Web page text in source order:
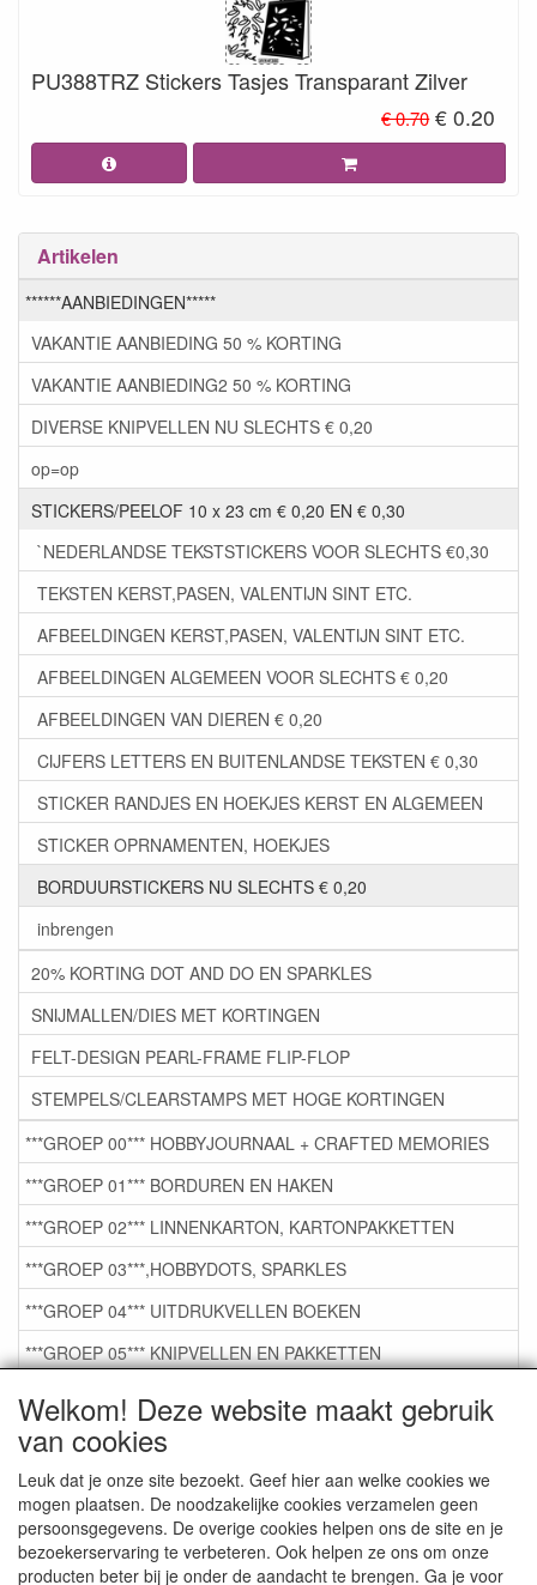
Welkom! Deze website maakt gebruik
van cookies
Leuk dat je onze site bezoekt. Geef hier aan welke cookies we
mogen plaatsen. De noodzakelijke cookies verzamelen geen
persoonsgegevens. De overige cookies helpen ons de site en je
bezoekerservaring te verbeteren. Ook helpen ze ons om onze
producten beter bij je onder de aandacht te brengen. Ga je voor
PU388TRZ Stickers Tasjes Transparant Zilver
€ 0.70 € 0.20
Artikelen
******AANBIEDINGEN*****
VAKANTIE AANBIEDING 50 % KORTING
VAKANTIE AANBIEDING2 50 % KORTING
DIVERSE KNIPVELLEN NU SLECHTS € 0,20
op=op
STICKERS/PEELOF 10 x 23 cm € 0,20 EN € 0,30
`NEDERLANDSE TEKSTSTICKERS VOOR SLECHTS €0,30
TEKSTEN KERST,PASEN, VALENTIJN SINT ETC.
AFBEELDINGEN KERST,PASEN, VALENTIJN SINT ETC.
AFBEELDINGEN ALGEMEEN VOOR SLECHTS € 0,20
AFBEELDINGEN VAN DIEREN € 0,20
CIJFERS LETTERS EN BUITENLANDSE TEKSTEN € 0,30
STICKER RANDJES EN HOEKJES KERST EN ALGEMEEN
STICKER OPRNAMENTEN, HOEKJES
BORDUURSTICKERS NU SLECHTS € 0,20
inbrengen
20% KORTING DOT AND DO EN SPARKLES
SNIJMALLEN/DIES MET KORTINGEN
FELT-DESIGN PEARL-FRAME FLIP-FLOP
STEMPELS/CLEARSTAMPS MET HOGE KORTINGEN
***GROEP 00*** HOBBYJOURNAAL + CRAFTED MEMORIES
***GROEP 01*** BORDUREN EN HAKEN
***GROEP 02*** LINNENKARTON, KARTONPAKKETTEN
***GROEP 03***,HOBBYDOTS, SPARKLES
***GROEP 04*** UITDRUKVELLEN BOEKEN
***GROEP 05*** KNIPVELLEN EN PAKKETTEN
***GROEP 06*** TAPE/LIJM SNIJMALLEN STEMPELS
***GROEP 07*** KAARTEN +SCRAP TOEBEHOREN
***GROEP 08*** TEKENEN EN KLEUREN, GELPEN,MARKER
***GROEP 09*** KRALEN EN TOEBEHOREN
***GROEP 10*** WENSKAARTEN MET ENV. €0,75